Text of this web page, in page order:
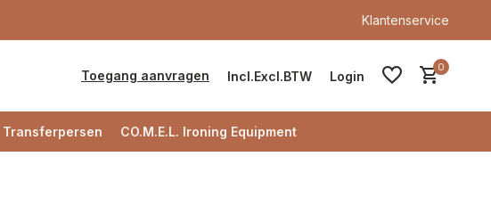
Klantenservice
Toegang aanvragen Incl.Excl.BTW Login
0
Transferpersen CO.M.E.L. Ironing Equipment